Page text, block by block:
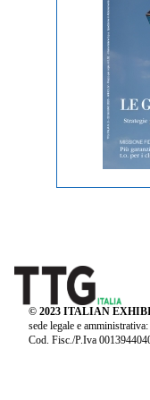
© 2023 ITALIAN
sede legale e
Cod. Fisc./P.Iva